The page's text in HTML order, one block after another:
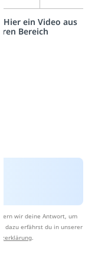
ein Video aus
Bereich
wir deine Antwort, um
dazu erfährst du in unserer
.